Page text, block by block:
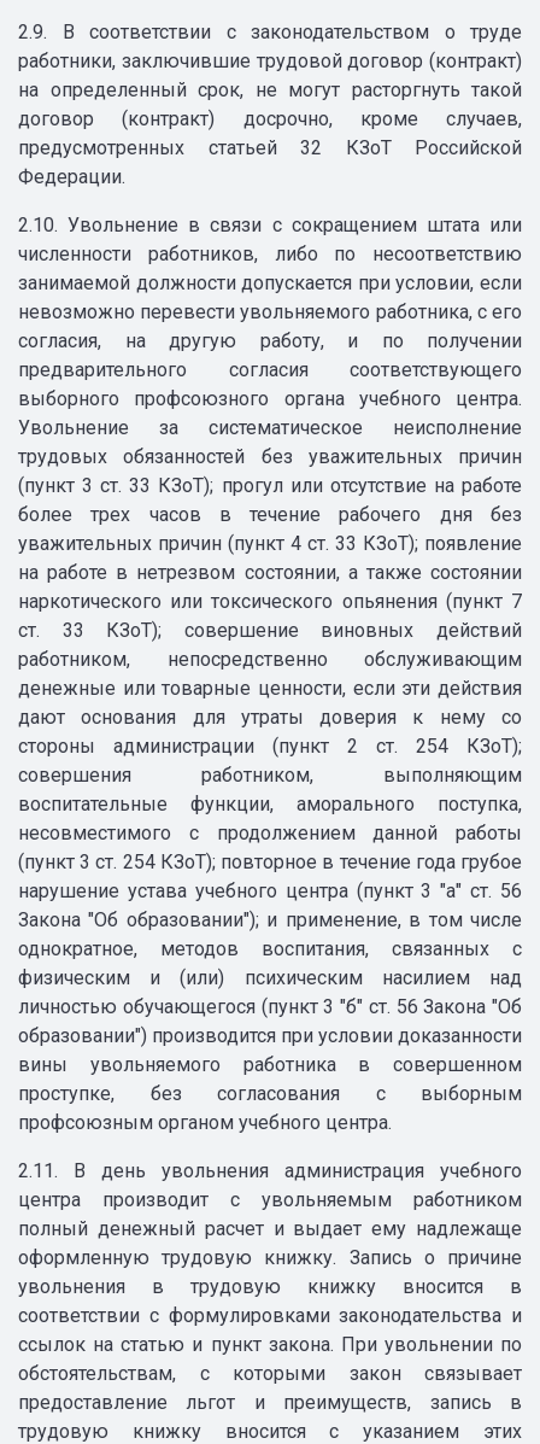
2.9. В соответствии с законодательством о труде
работники, заключившие трудовой договор (контракт)
на определенный срок, не могут расторгнуть такой
договор (контракт) досрочно, кроме случаев,
предусмотренных статьей 32 КЗоТ Российской
Федерации.
2.10. Увольнение в связи с сокращением штата или
численности работников, либо по несоответствию
занимаемой должности допускается при условии, если
невозможно перевести увольняемого работника, с его
согласия, на другую работу, и по получении
предварительного согласия соответствующего
выборного профсоюзного органа учебного центра.
Увольнение за систематическое неисполнение
трудовых обязанностей без уважительных причин
(пункт 3 ст. 33 КЗоТ); прогул или отсутствие на работе
более трех часов в течение рабочего дня без
уважительных причин (пункт 4 ст. 33 КЗоТ); появление
на работе в нетрезвом состоянии, а также состоянии
наркотического или токсического опьянения (пункт 7
ст. 33 КЗоТ); совершение виновных действий
работником, непосредственно обслуживающим
денежные или товарные ценности, если эти действия
дают основания для утраты доверия к нему со
стороны администрации (пункт 2 ст. 254 КЗоТ);
совершения работником, выполняющим
воспитательные функции, аморального поступка,
несовместимого с продолжением данной работы
(пункт 3 ст. 254 КЗоТ); повторное в течение года грубое
нарушение устава учебного центра (пункт 3 "а" ст. 56
Закона "Об образовании"); и применение, в том числе
однократное, методов воспитания, связанных с
физическим и (или) психическим насилием над
личностью обучающегося (пункт 3 "б" ст. 56 Закона "Об
образовании") производится при условии доказанности
вины увольняемого работника в совершенном
проступке, без согласования с выборным
профсоюзным органом учебного центра.
2.11. В день увольнения администрация учебного
центра производит с увольняемым работником
полный денежный расчет и выдает ему надлежаще
оформленную трудовую книжку. Запись о причине
увольнения в трудовую книжку вносится в
соответствии с формулировками законодательства и
ссылок на статью и пункт закона. При увольнении по
обстоятельствам, с которыми закон связывает
предоставление льгот и преимуществ, запись в
трудовую книжку вносится с указанием этих